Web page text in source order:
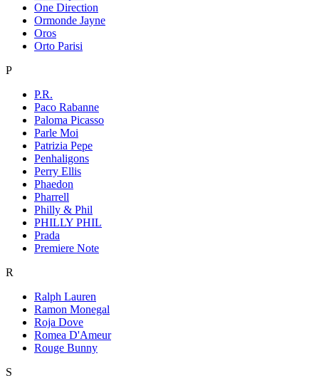
One Direction
Ormonde Jayne
Oros
Orto Parisi
P
P.R.
Paco Rabanne
Paloma Picasso
Parle Moi
Patrizia Pepe
Penhaligons
Perry Ellis
Phaedon
Pharrell
Philly & Phil
PHILLY PHIL
Prada
Premiere Note
R
Ralph Lauren
Ramon Monegal
Roja Dove
Romea D'Ameur
Rouge Bunny
S